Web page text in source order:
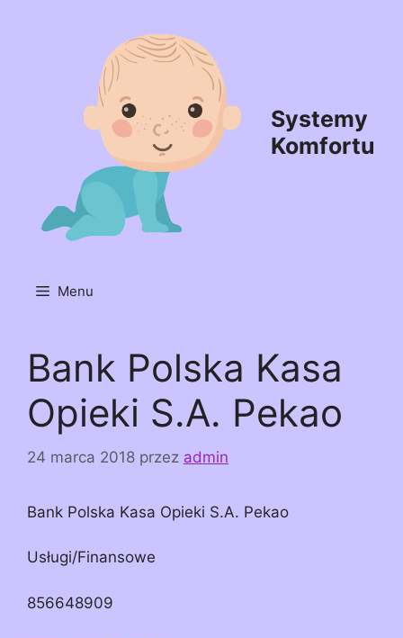
Systemy
Komfortu
Menu
Bank Polska Kasa
Opieki S.A. Pekao
24 marca 2018 przez admin
Bank Polska Kasa Opieki S.A. Pekao
Usługi/Finansowe
856648909